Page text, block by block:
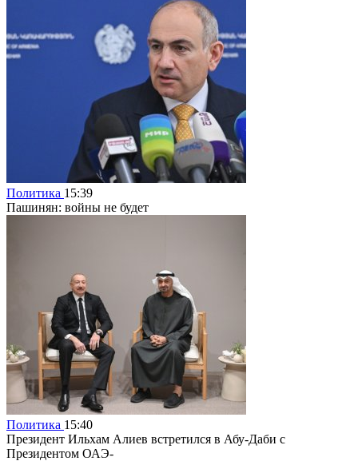
Политика 15:39
Пашинян: войны не будет
Политика 15:40
Президент Ильхам Алиев встретился в Абу-Даби с
Президентом ОАЭ-